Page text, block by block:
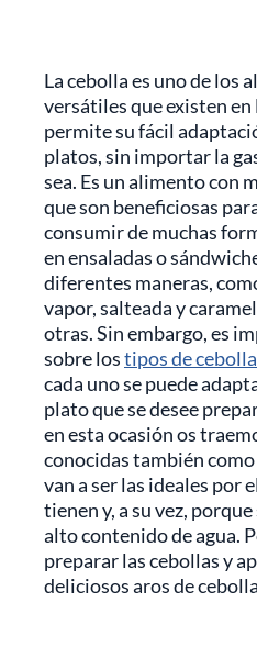
La cebolla es uno de los
versátiles que existen en
permite su fácil
platos, sin importar la
sea. Es un alimento con
que son beneficiosas
consumir de muchas
en ensaladas o
diferentes maneras,
vapor, salteada y
otras. Sin embargo, es
sobre lostipos de cebolla
cada uno se puede
plato que se desee
en esta ocasión os
conocidas también
van a ser las ideales por
tienen y, a su vez,
alto contenido de agua.
preparar las cebollas y
deliciosos aros de